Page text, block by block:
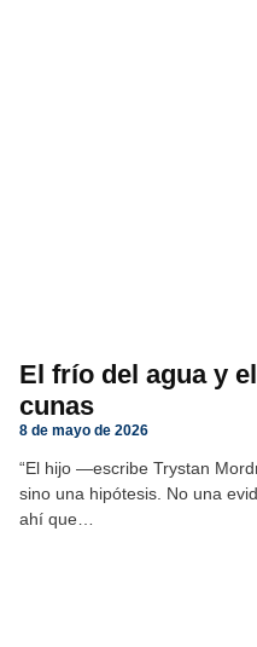
El frío del agua y
cunas
8 de mayo de 2026
“El hijo —escribe Trystan
sino una hipótesis. No una
ahí que…